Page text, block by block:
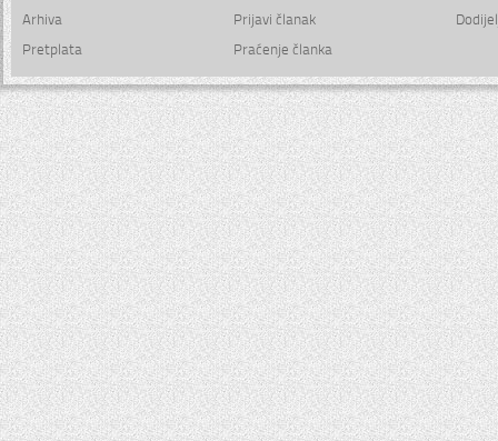
Arhiva
Pretplata
Prijavi članak
Praćenje članka